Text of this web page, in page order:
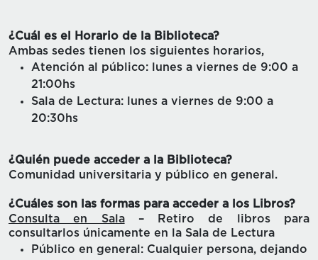
¿Cuál es el Horario de la Biblioteca?
Ambas sedes tienen los siguientes horarios,
Atención al público: lunes a viernes de 9:00 a
21:00hs
Sala de Lectura: lunes a viernes de 9:00 a
20:30hs
¿Quién puede acceder a la Biblioteca?
Comunidad universitaria y público en general.
¿Cuáles son las formas para acceder a los Libros?
Consulta en Sala– Retiro de libros para
consultarlos únicamente en la Sala de Lectura
Público en general: Cualquier persona, dejando